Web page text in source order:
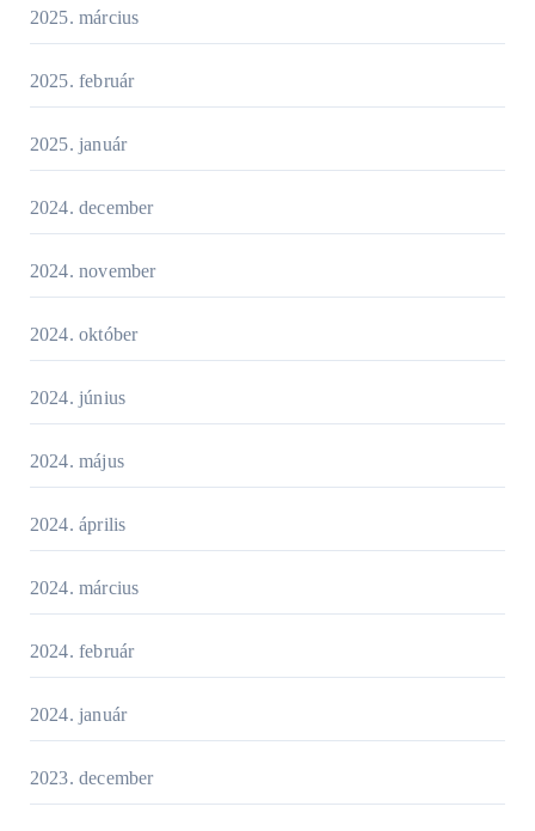
2025. március
2025. február
2025. január
2024. december
2024. november
2024. október
2024. június
2024. május
2024. április
2024. március
2024. február
2024. január
2023. december